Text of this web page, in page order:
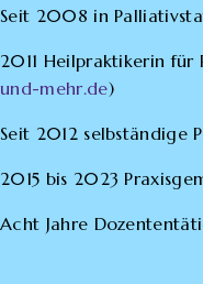
Seit 2008 in
2011 Heilpraktikerin für
und-mehr.de)
Seit 2012 selbständige
2015 bis 2023
Acht Jahre